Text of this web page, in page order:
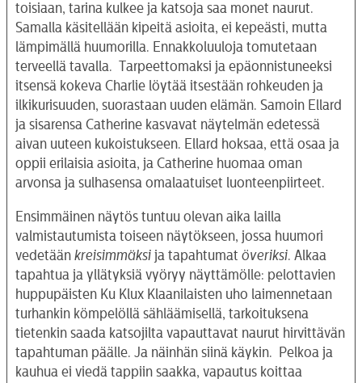
toisiaan, tarina kulkee ja katsoja saa monet naurut.
Samalla käsitellään kipeitä asioita, ei kepeästi, mutta
lämpimällä huumorilla. Ennakkoluuloja tomutetaan
terveellä tavalla. Tarpeettomaksi ja epäonnistuneeksi
itsensä kokeva Charlie löytää itsestään rohkeuden ja
ilkikurisuuden, suorastaan uuden elämän. Samoin Ellard
ja sisarensa Catherine kasvavat näytelmän edetessä
aivan uuteen kukoistukseen. Ellard hoksaa, että osaa ja
oppii erilaisia asioita, ja Catherine huomaa oman
arvonsa ja sulhasensa omalaatuiset luonteenpiirteet.
Ensimmäinen näytös tuntuu olevan aika lailla
valmistautumista toiseen näytökseen, jossa huumori
vedetään kreisimmäksi ja tapahtumat överiksi. Alkaa
tapahtua ja yllätyksiä vyöryy näyttämölle: pelottavien
huppupäisten Ku Klux Klaanilaisten uho laimennetaan
turhankin kömpelöllä sähläämisellä, tarkoituksena
tietenkin saada katsojilta vapauttavat naurut hirvittävän
tapahtuman päälle. Ja näinhän siinä käykin. Pelkoa ja
kauhua ei viedä tappiin saakka, vapautus koittaa